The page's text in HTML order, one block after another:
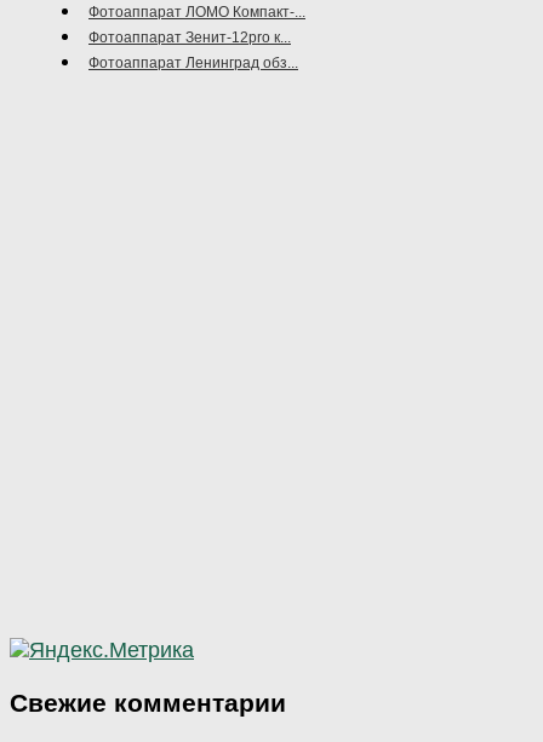
Фотоаппарат ЛОМО Компакт-...
Фотоаппарат Зенит-12pro к...
Фотоаппарат Ленинград обз...
Свежие комментарии